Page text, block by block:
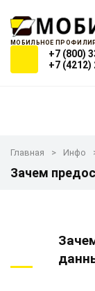
МОБИЛЬНОЕ
+7 (800)
+7 (4212)
Главная Инфо
Зачем